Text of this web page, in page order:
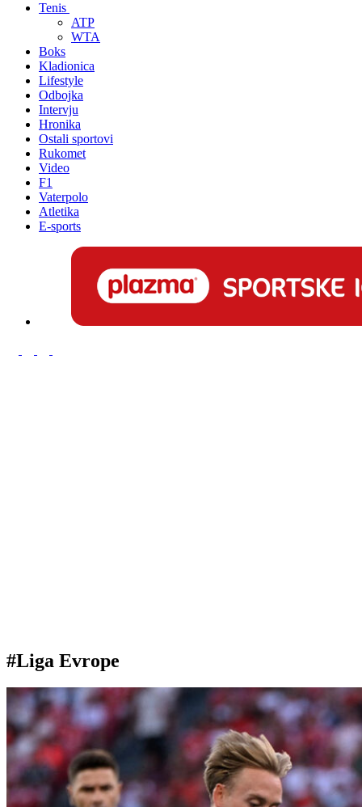
Tenis
ATP
WTA
Boks
Kladionica
Lifestyle
Odbojka
Intervju
Hronika
Ostali sportovi
Rukomet
Video
F1
Vaterpolo
Atletika
E-sports
#Liga Evrope